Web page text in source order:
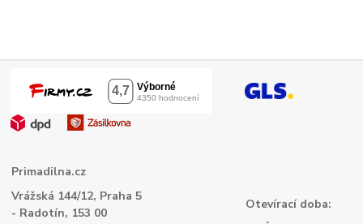
Primadilna.cz
Vrážská 144/12, Praha 5
- Radotín, 153 00
Otevírací doba: